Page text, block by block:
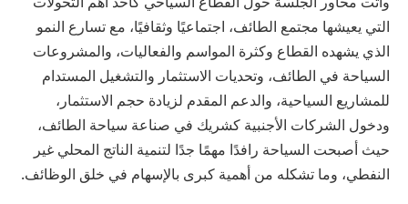
التي يعيشها مجتمع الطائف، اجتماعيًا وثقافيًا، مع تسارع النمو
الذي يشهده القطاع وكثرة المواسم والفعاليات، والمشروعات
السياحة في الطائف، وتحديات الاستثمار والتشغيل المستدام
للمشاريع السياحية، والدعم المقدم لزيادة حجم الاستثمار،
ودخول الشركات الأجنبية كشريك في صناعة سياحة الطائف،
حيث أصبحت السياحة رافدًا مهمًا جدًا لتنمية الناتج المحلي غير
النفطي، وما تشكله من أهمية كبرى بالإسهام في خلق الوظائف.